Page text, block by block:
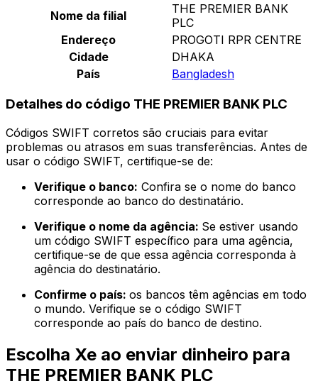
Nome da filial
THE PREMIER BANK
PLC
Endereço
PROGOTI RPR CENTRE
Cidade
DHAKA
País
Bangladesh
Detalhes do código THE PREMIER BANK PLC
Códigos SWIFT corretos são cruciais para evitar
problemas ou atrasos em suas transferências. Antes de
usar o código SWIFT, certifique-se de:
Verifique o banco: Confira se o nome do banco
corresponde ao banco do destinatário.
Verifique o nome da agência: Se estiver usando
um código SWIFT específico para uma agência,
certifique-se de que essa agência corresponda à
agência do destinatário.
Confirme o país: os bancos têm agências em todo
o mundo. Verifique se o código SWIFT
corresponde ao país do banco de destino.
Escolha Xe ao enviar dinheiro para
THE PREMIER BANK PLC